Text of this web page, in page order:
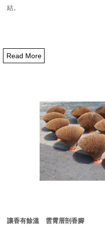
結。
Read More
讓香有餘溫 雲霄厝剖香腳